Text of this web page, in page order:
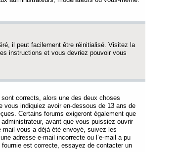
il peut facilement être réinitialisé. Visitez la
instructions et vous devriez pouvoir vous
corrects, alors une des deux choses
vous indiquiez avoir en-dessous de 13 ans de
Certains forums exigeront également que
avant que vous puissiez ouvrir
mail vous a déjà été envoyé, suivez les
adresse e-mail incorrecte ou l’e-mail a pu
fournie est correcte, essayez de contacter un